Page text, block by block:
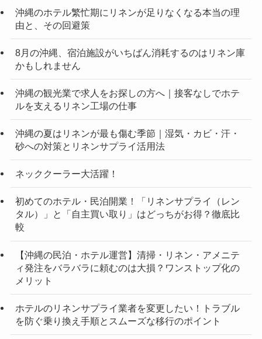
沖縄のホテル繁忙期にリネンが足りなくなる本当の理
由と、その回避策
8月の沖縄、宿泊施設がいちばん消耗するのはリネン庫
かもしれません
沖縄の観光業で求人をお探しの方へ｜接客なしでホテ
ルを支えるリネン工場の仕事
沖縄の夏はリネンが最も傷む季節｜湿気・カビ・汗・
砂への対策とリネンサプライ活用法
ネッククーラー大活躍！
初めてのホテル・民泊開業！「リネンサプライ（レン
タル）」と「自主買い取り」はどっちがお得？徹底比
較
【沖縄の民泊・ホテル運営】清掃・リネン・アメニテ
ィ発注をバラバラに頼むのは大損？ワンストップ化の
メリット
ホテルのリネンサプライ業者を変更したい！トラブル
を防ぐ乗り換え手順とスムーズな移行のポイント